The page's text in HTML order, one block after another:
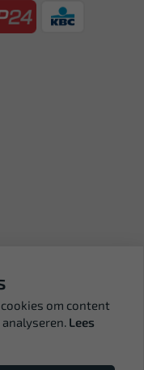
om content
Lees